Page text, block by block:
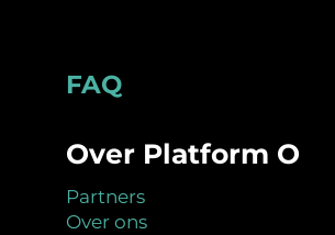
Footer
FAQ
Over Platform O
Partners
Over ons